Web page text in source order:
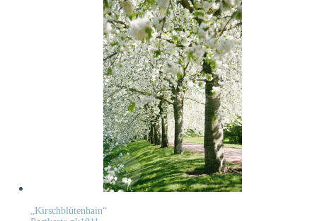
„Kirschblütenhain“